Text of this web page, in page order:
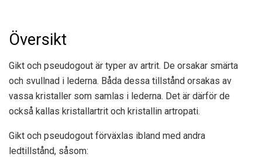
Översikt
Gikt och pseudogout är typer av artrit. De orsakar smärta
och svullnad i lederna. Båda dessa tillstånd orsakas av
vassa kristaller som samlas i lederna. Det är därför de
också kallas kristallartrit och kristallin artropati.
Gikt och pseudogout förväxlas ibland med andra
ledtillstånd, såsom: